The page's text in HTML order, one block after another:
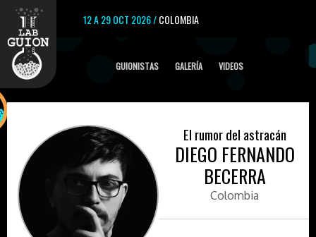
12 A 29 OCT 2026 /COLOMBIA
GUIONISTAS GALERÍA VIDEOS
El rumor del astracán
DIEGO FERNANDO
BECERRA
Colombia